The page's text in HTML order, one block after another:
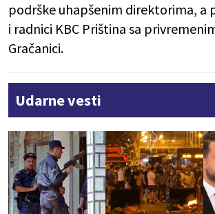
podrške uhapšenim direktorima, a
i radnici KBC Priština sa
Gračanici.
Udarne vesti